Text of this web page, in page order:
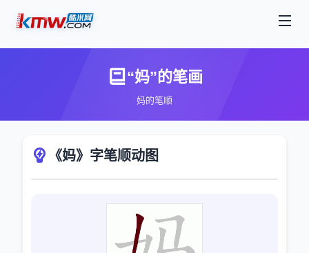
“妈”的笔画
妈的笔顺
《妈》字笔顺动图